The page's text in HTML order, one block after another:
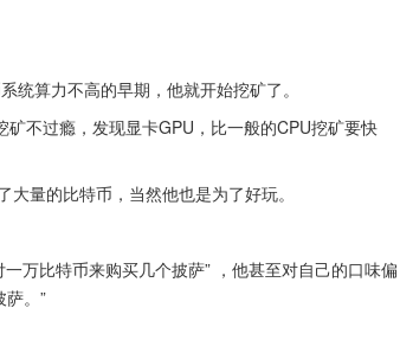
统算力不高的早期，他就开始挖矿了。
矿不过瘾，发现显卡GPU，比一般的CPU挖矿要快
量的比特币，当然他也是为了好玩。
万比特币来购买几个披萨” ，他甚至对自己的口味偏
。”